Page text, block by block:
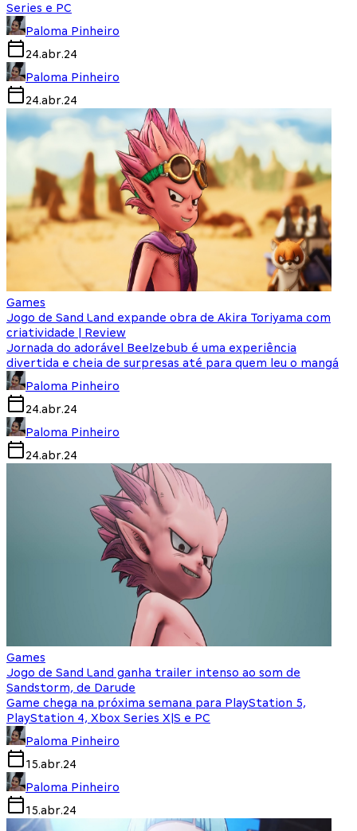
Series e PC
Paloma Pinheiro
24.abr.24
Paloma Pinheiro
24.abr.24
Games
Jogo de Sand Land expande obra de Akira Toriyama com
criatividade | Review
Jornada do adorável Beelzebub é uma experiência
divertida e cheia de surpresas até para quem leu o mangá
Paloma Pinheiro
24.abr.24
Paloma Pinheiro
24.abr.24
Games
Jogo de Sand Land ganha trailer intenso ao som de
Sandstorm, de Darude
Game chega na próxima semana para PlayStation 5,
PlayStation 4, Xbox Series X|S e PC
Paloma Pinheiro
15.abr.24
Paloma Pinheiro
15.abr.24